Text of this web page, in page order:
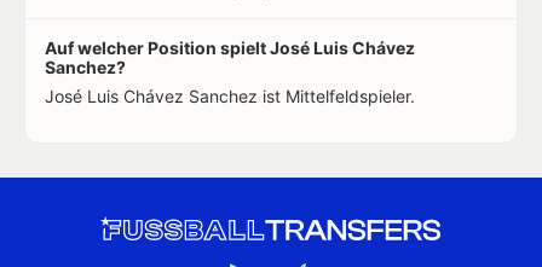
Auf welcher Position spielt José Luis Chávez
Sanchez?
José Luis Chávez Sanchez ist Mittelfeldspieler.